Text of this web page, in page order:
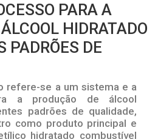
PARA A
HIDRATADO
PADRÕES DE
refere-se a um sistema e a
a produção de álcool
padrões de qualidade,
como produto principal e
hidratado combustível